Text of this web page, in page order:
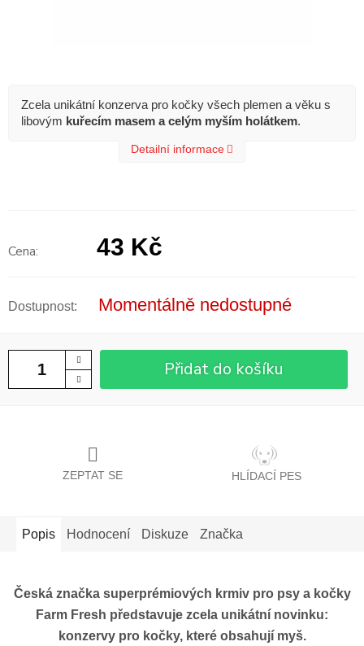
43 Kč
Momentálně nedostupné
Přidat do košíku
Zcela unikátní konzerva pro kočky všech plemen a věku s
libovým kuřecím masem a celým myším holátkem.
Detailní informace
ZEPTAT SE HLÍDACÍ PES
Popis Hodnocení Diskuze Značka
Česká značka superprémiových krmiv pro psy a kočky
Farm Fresh představuje zcela unikátní novinku:
konzervy pro kočky, které obsahují myš.